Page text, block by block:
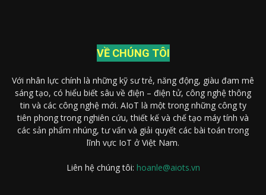
VỀ CHÚNG TÔI
Với nhân lực chính là những kỹ sư trẻ, năng động, giàu đam mê
sáng tạo, có hiểu biết sâu về điện – điện tử, công nghệ thông
tin và các công nghệ mới. AIoT là một trong những công ty
tiên phong trong nghiên cứu, thiết kế và chế tạo máy tính và
các sản phẩm nhúng, tư vấn và giải quyết các bài toán trong
lĩnh vực IoT ở Việt Nam.
Liên hệ chúng tôi: hoanle@aiots.vn